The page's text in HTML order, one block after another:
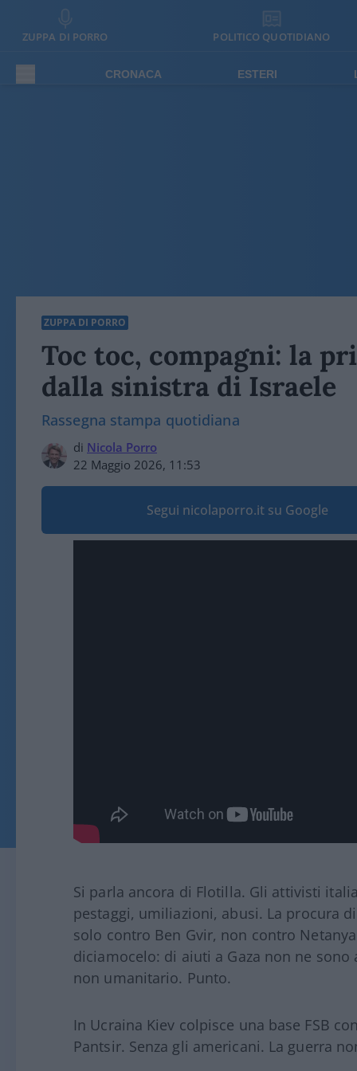
ZUPPA DI PORRO POLITICO QUOTIDIANO
CRONACA ESTERI
ZUPPA DI PORRO
Toc toc, compagni: la
dalla sinistra di Israele
Rassegna stampa quotidiana
di Nicola Porro
22 Maggio 2026, 11:53
Segui nicolaporro.it su Google
Si parla ancora di Flotilla. Gli attivisti
pestaggi, umiliazioni, abusi. La procura
solo contro Ben Gvir, non contro
diciamocelo: di aiuti a Gaza non ne
non umanitario. Punto.
In Ucraina Kiev colpisce una base FSB
Pantsir. Senza gli americani. La guerra